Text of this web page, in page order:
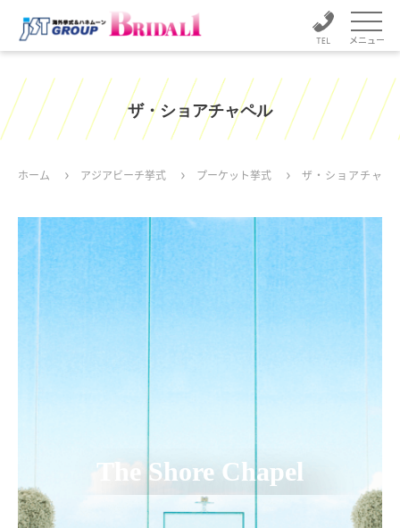
メニュー
ザ・ショアチャペル
ホーム アジアビーチ挙式 プーケット挙式 ザ・ショアチャペ
The Shore Chapel